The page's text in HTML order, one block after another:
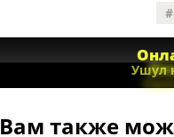
Ушул
Вам также